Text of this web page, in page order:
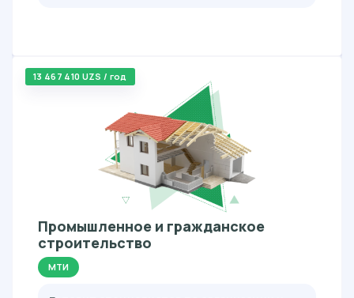
13 467 410 UZS / год
Промышленное и гражданское
строительство
МТИ